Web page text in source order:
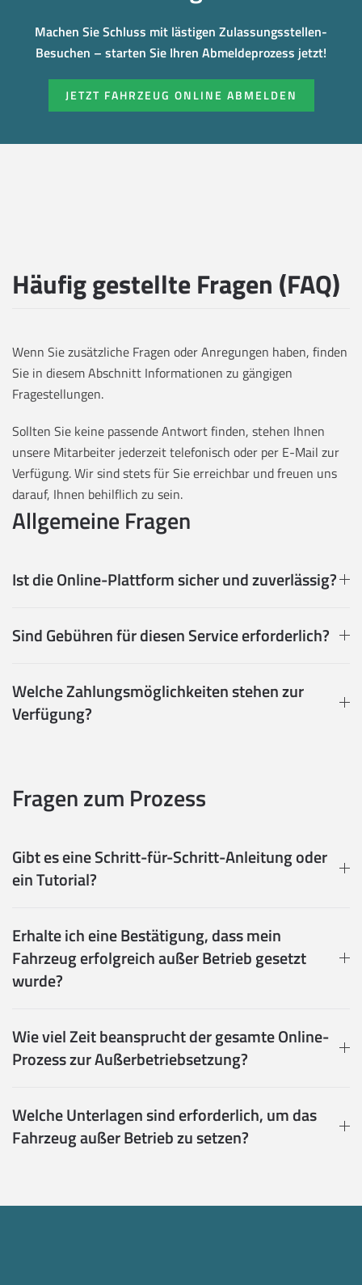
Machen Sie Schluss mit lästigen Zulassungsstellen-
Besuchen – starten Sie Ihren Abmeldeprozess jetzt!
JETZT FAHRZEUG ONLINE ABMELDEN
Häufig gestellte Fragen (FAQ)
Wenn Sie zusätzliche Fragen oder Anregungen haben, finden
Sie in diesem Abschnitt Informationen zu gängigen
Fragestellungen.
Sollten Sie keine passende Antwort finden, stehen Ihnen
unsere Mitarbeiter jederzeit telefonisch oder per E-Mail zur
Verfügung. Wir sind stets für Sie erreichbar und freuen uns
darauf, Ihnen behilflich zu sein.
Allgemeine Fragen
Ist die Online-Plattform sicher und zuverlässig?
Sind Gebühren für diesen Service erforderlich?
Welche Zahlungsmöglichkeiten stehen zur
Verfügung?
Fragen zum Prozess
Gibt es eine Schritt-für-Schritt-Anleitung oder
ein Tutorial?
Erhalte ich eine Bestätigung, dass mein
Fahrzeug erfolgreich außer Betrieb gesetzt
wurde?
Wie viel Zeit beansprucht der gesamte Online-
Prozess zur Außerbetriebsetzung?
Welche Unterlagen sind erforderlich, um das
Fahrzeug außer Betrieb zu setzen?